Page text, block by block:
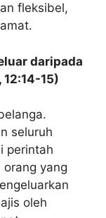
fleksibel,
daripada
15)
seluruh
perintah
yang
oleh